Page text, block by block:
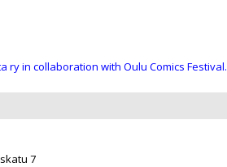
ry in collaboration with Oulu Comics Festival.
7